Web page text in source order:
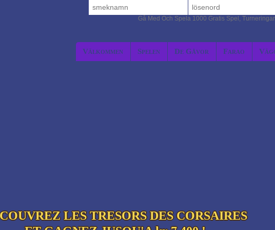
Välkommen Spelen De Gåvor Farao
Gå Med Och Spela 1000 Gratis Spel,
LES TRESORS DES CORSAIRES